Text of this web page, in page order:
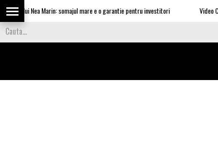
lui Nea Marin: somajul mare e o garantie pentru investitori Video